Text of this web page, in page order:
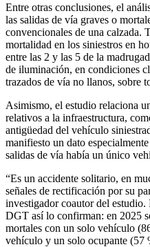
Entre otras conclusiones, el
las salidas de vía graves o
convencionales de una calzada.
mortalidad en los siniestros en
entre las 2 y las 5 de la
de iluminación, en condiciones
trazados de vía no llanos, sobre
Asimismo, el estudio relaciona
relativos a la infraestructura,
antigüedad del vehículo
manifiesto un dato
salidas de vía había un único
“Es un accidente solitario, en
señales de rectificación por su
investigador coautor del
DGT así lo confirman: en 2025
mortales con un solo vehículo
vehículo y un solo ocupante (57